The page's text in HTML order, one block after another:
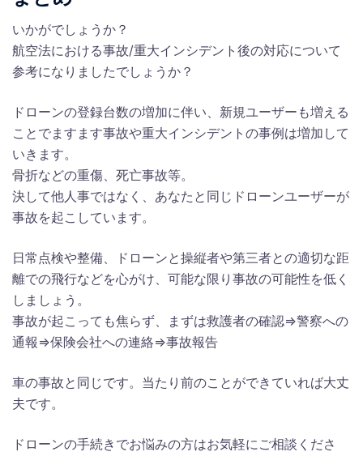
いかがでしょうか？
航空法における事故/重大インシデント後の対応について
参考になりましたでしょうか？
ドローンの登録台数の増加に伴い、新規ユーザーも増える
ことでますます事故や重大インシデントの事例は増加して
いきます。
骨折などの重傷、死亡事故等。
決して他人事ではなく、あなたと同じドローンユーザーが
事故を起こしています。
日常点検や整備、ドローンと操縦者や第三者との適切な距
離での飛行などを心がけ、可能な限り事故の可能性を低く
しましょう。
事故が起こっても焦らず、まずは救護者の確認⇒警察への
通報⇒保険会社への連絡⇒事故報告
車の事故と同じです。当たり前のことができていれば大丈
夫です。
ドローンの手続きでお悩みの方はお気軽にご相談くださ